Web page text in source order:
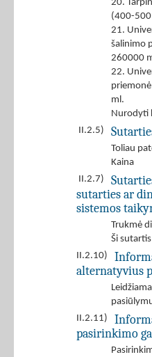
20.
(400-
21.
šalinimo
260000
22.
ml.
Nurodyti
II.2.5)
Toliau
Kaina
II.2.7)
sutarties ar
sistemos
Trukmė
Ši
II.2.10)
alternatyvius
II.2.11)
pasirinkimo